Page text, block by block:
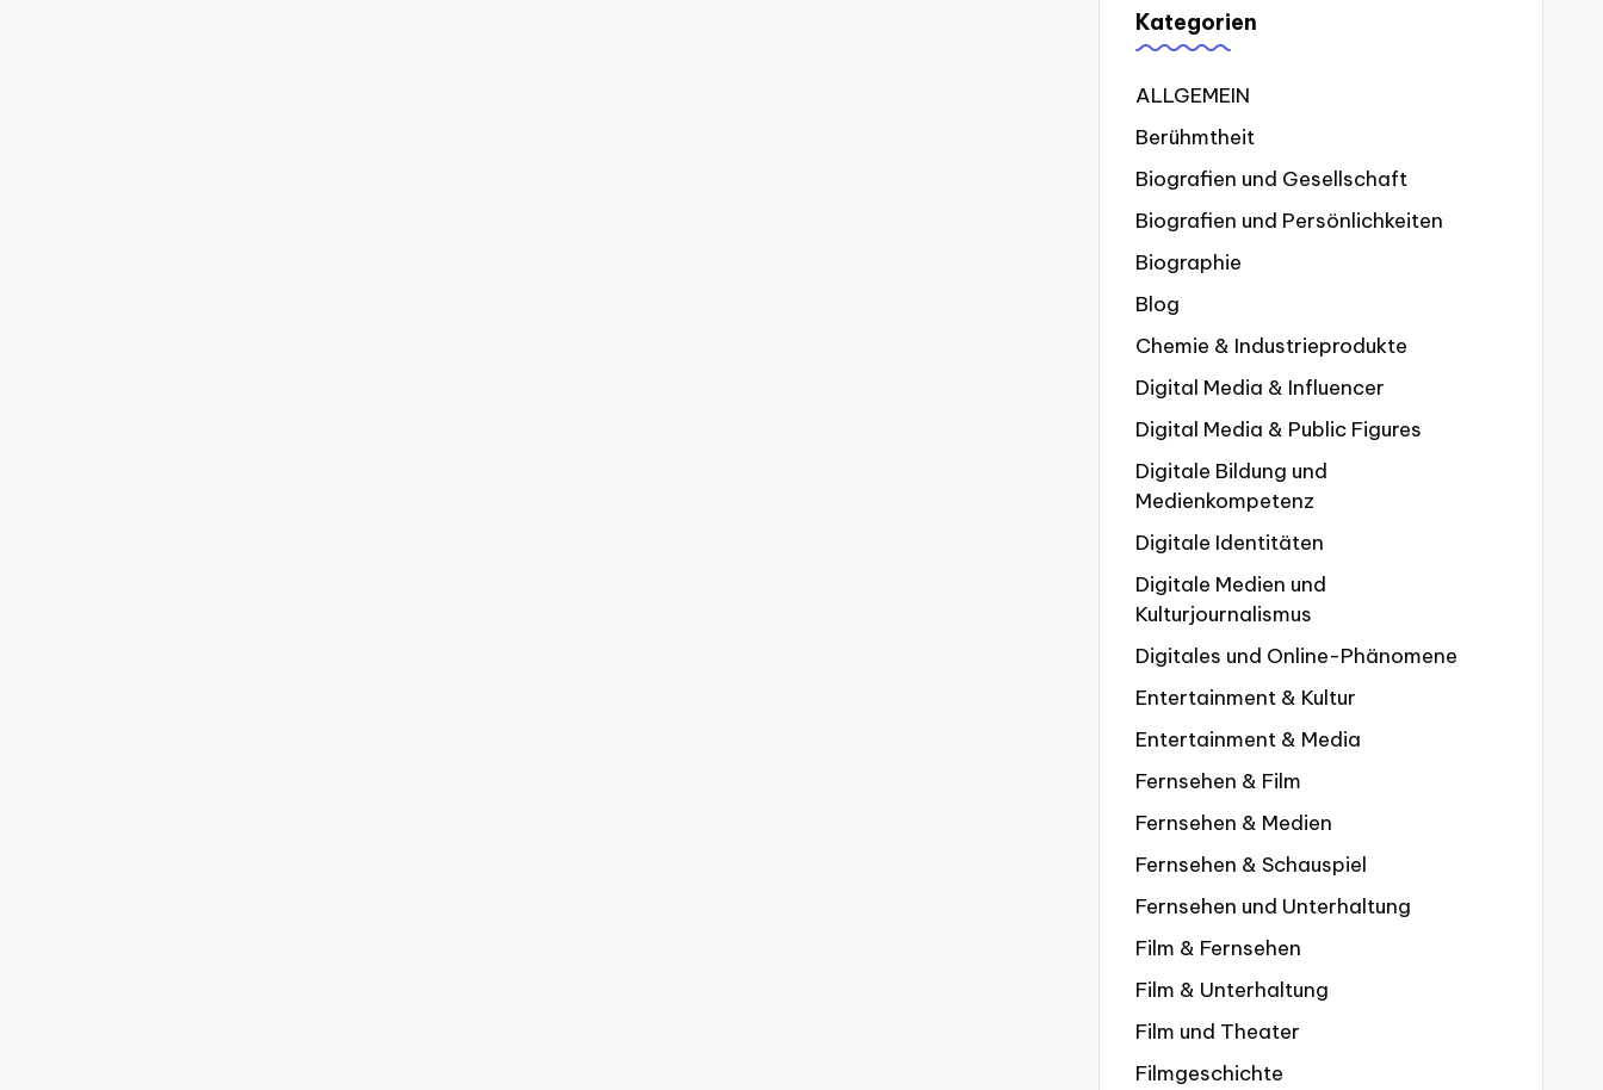
Kategorien
ALLGEMEIN
Berühmtheit
Biografien und Gesellschaft
Biografien und Persönlichkeiten
Biographie
Blog
Chemie & Industrieprodukte
Digital Media & Influencer
Digital Media & Public Figures
Digitale Bildung und
Medienkompetenz
Digitale Identitäten
Digitale Medien und
Kulturjournalismus
Digitales und Online-Phänomene
Entertainment & Kultur
Entertainment & Media
Fernsehen & Film
Fernsehen & Medien
Fernsehen & Schauspiel
Fernsehen und Unterhaltung
Film & Fernsehen
Film & Unterhaltung
Film und Theater
Filmgeschichte